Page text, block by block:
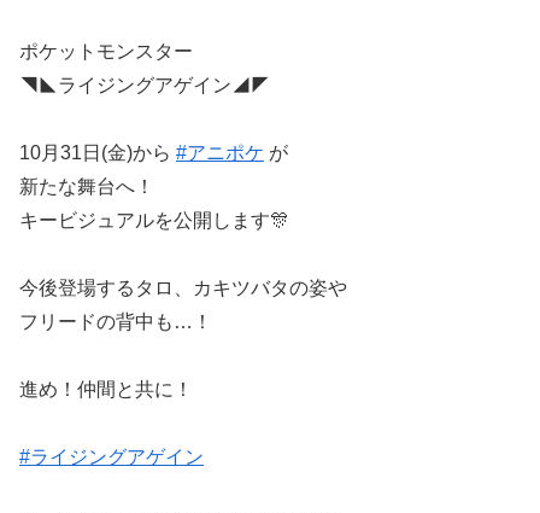
ポケットモンスター
◥◣ライジングアゲイン◢◤
10月31日(金)から #アニポケ が
新たな舞台へ！
キービジュアルを公開します🎊
今後登場するタロ、カキツバタの姿や
フリードの背中も…！
進め！仲間と共に！
#ライジングアゲイン